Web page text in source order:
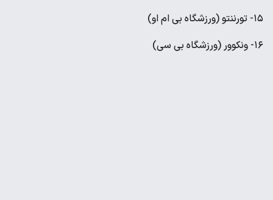
۱۵- تورننتو (ورزشگاه بی ام او)
۱۶- ونکوور (ورزشگاه بی سی)